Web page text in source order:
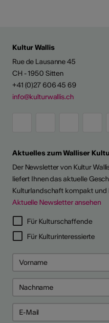
Kultur Wallis
Rue de Lausanne 45
CH - 1950 Sitten
+41 (0)27 606 45 69
info@kulturwallis.ch
Aktuelles zum Walliser
Der Newsletter von Kultur
liefert Ihnen das aktuelle
Kulturlandschaft kompakt und
Aktuelle Newsletter ansehen
Für Kulturschaffende
Für Kulturinteressierte